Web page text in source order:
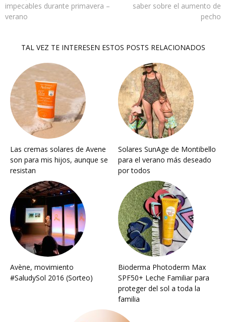
impecables durante primavera –
verano
saber sobre el aumento de
pecho
TAL VEZ TE INTERESEN ESTOS POSTS RELACIONADOS
Las cremas solares de Avene
son para mis hijos, aunque se
resistan
Solares SunAge de Montibello
para el verano más deseado
por todos
Avène, movimiento
#SaludySol 2016 (Sorteo)
Bioderma Photoderm Max
SPF50+ Leche Familiar para
proteger del sol a toda la
familia